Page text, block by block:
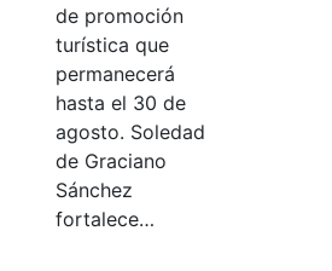
de promoción
turística que
permanecerá
hasta el 30 de
agosto. Soledad
de Graciano
Sánchez
fortalece…